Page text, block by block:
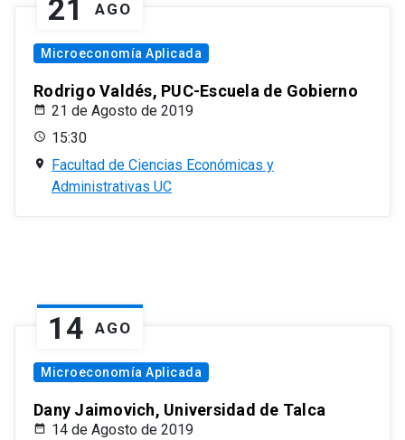
21 AGO
Microeconomía Aplicada
Rodrigo Valdés, PUC-Escuela de Gobierno
21 de Agosto de 2019
15:30
Facultad de Ciencias Económicas y
Administrativas UC
14 AGO
Microeconomía Aplicada
Dany Jaimovich, Universidad de Talca
14 de Agosto de 2019